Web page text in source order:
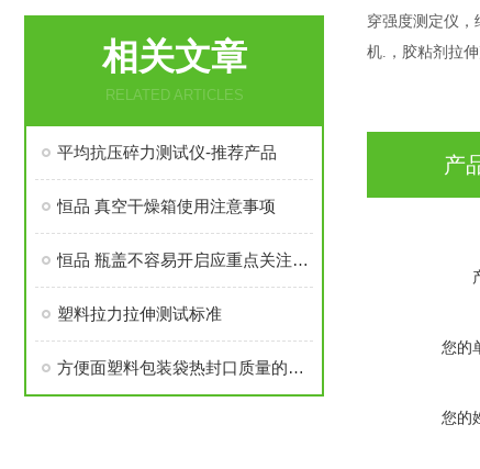
穿强度测定仪
机. ，胶粘剂拉
产
您的
您的
相关文章
RELATED ARTICLES
平均抗压碎力测试仪-推荐产品
恒品 真空干燥箱使用注意事项
恒品 瓶盖不容易开启应重点关注检测什么指标？
塑料拉力拉伸测试标准
方便面塑料包装袋热封口质量的检测仪器